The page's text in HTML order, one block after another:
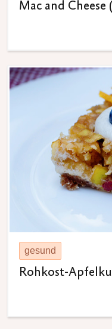
Mac and Cheese
gesund
Rohkost-